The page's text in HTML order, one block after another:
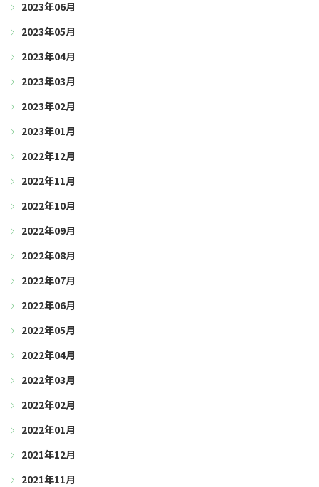
2023年06月
2023年05月
2023年04月
2023年03月
2023年02月
2023年01月
2022年12月
2022年11月
2022年10月
2022年09月
2022年08月
2022年07月
2022年06月
2022年05月
2022年04月
2022年03月
2022年02月
2022年01月
2021年12月
2021年11月